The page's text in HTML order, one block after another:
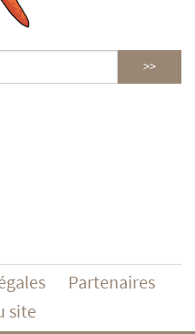
Partenaires
site